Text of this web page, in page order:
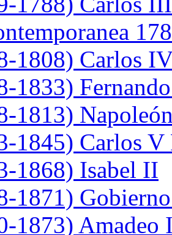
1808) Carlos
1833)
1813)
1845) Carlos V
1868) Isabel II
1871)
1873) Amadeo